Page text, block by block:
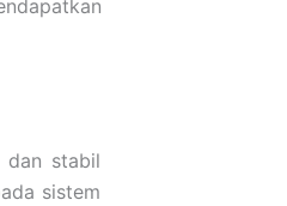
dan stabil
sistem